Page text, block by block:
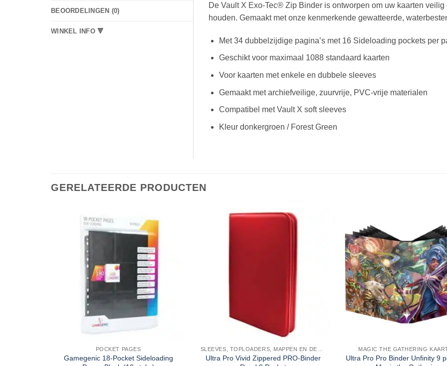
BEOORDELINGEN (0)
WINKEL INFO 🔻
De Vault X Exo-Tec® Zip Binder is ontworpen om uw kaarten
houden. Gemaakt met onze kenmerkende gewatteerde,
Met 34 dubbelzijdige pagina’s met 16 Sideloading pockets per
Geschikt voor maximaal 1088 standaard kaarten
Voor kaarten met enkele en dubbele sleeves
Gemaakt met archiefveilige, zuurvrije, PVC-vrije materialen
Compatibel met Vault X soft sleeves
Kleur donkergroen / Forest Green
GERELATEERDE PRODUCTEN
POCKET PAGES
Gamegenic 18-Pocket Sideloading
Ultra Pro Vivid Zippered PRO-Binder
MAGIC THE GATHERING
Ultra Pro Pro Binder Unfinity 9